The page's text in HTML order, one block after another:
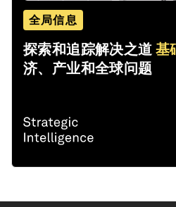
全局信息
探索和追踪解决之道基
济、产业和全球问题